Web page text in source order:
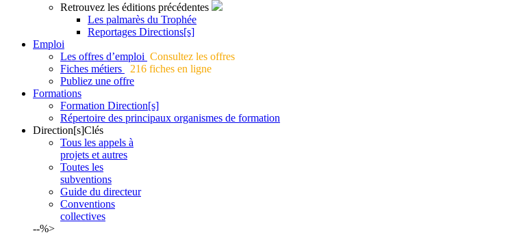
Retrouvez les éditions précédentes
Les palmarès du Trophée
Reportages Directions[s]
Emploi
Les offres d’emploi Consultez les offres
Fiches métiers
216 fiches en ligne
Publiez une offre
Formations
Formation Direction[s]
Répertoire des principaux organismes de formation
Direction[s]Clés
Tous les appels à
projets et autres
Toutes les
subventions
Guide du directeur
Conventions
collectives
--%>